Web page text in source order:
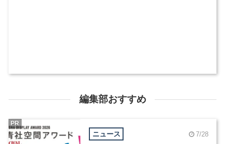
編集部おすすめ
ニュース 7/28
PR